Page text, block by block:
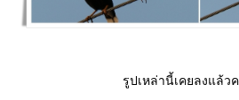
รูปเหล่านี้เคยลงแล้ว